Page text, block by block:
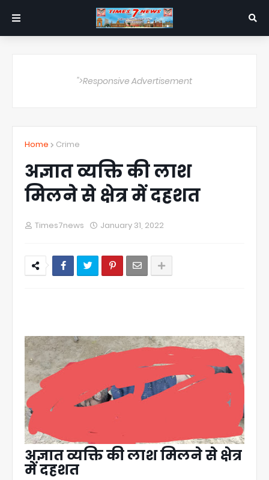
">Responsive Advertisement
Home Crime
अज्ञात व्यक्ति की लाश
मिलने से क्षेत्र में दहशत
Times7news January 31, 2022
अज्ञात व्यक्ति की लाश मिलने से क्षेत्र
में दहशत